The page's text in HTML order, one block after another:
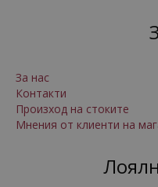
За нас
Контакти
Произход на стоките
Мнения от клиенти на